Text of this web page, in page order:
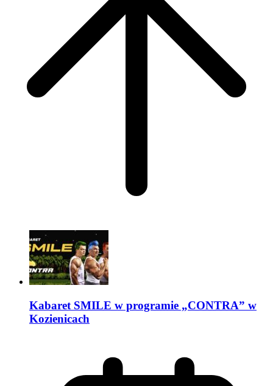
Kabaret SMILE w programie „CONTRA” w
Kozienicach